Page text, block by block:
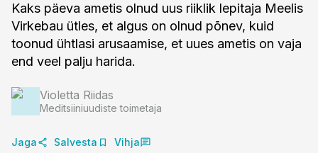
Kaks päeva ametis olnud uus riiklik lepitaja Meelis
Virkebau ütles, et algus on olnud põnev, kuid
toonud ühtlasi arusaamise, et uues ametis on vaja
end veel palju harida.
Violetta Riidas
Meditsiiniuudiste toimetaja
Jaga Salvesta Vihja